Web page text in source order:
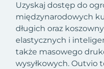
Uzyskaj dostęp do
międzynarodowych
długich oraz
elastycznych i
także masowego
wysyłkowych. Outvio